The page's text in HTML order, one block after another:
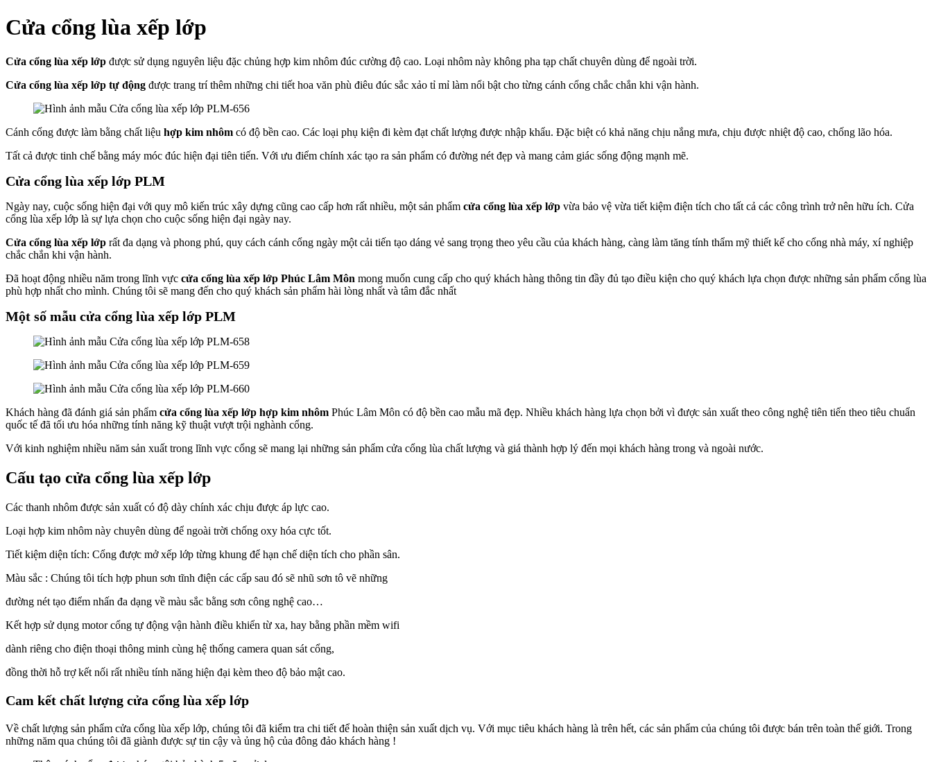
Cửa cổng lùa xếp lớp
Cửa cổng lùa xếp lớp được sử dụng nguyên liệu đặc chủng hợp kim nhôm đúc cường độ cao. Loại nhôm này không pha tạp chất chuyên dùng để ngoài trời.
Cửa cổng lùa xếp lớp tự động được trang trí thêm những chi tiết hoa văn phù điêu đúc sắc xảo tỉ mỉ làm nổi bật cho từng cánh cổng chắc chắn khi vận hành.
Cánh cổng được làm bằng chất liệu hợp kim nhôm có độ bền cao. Các loại phụ kiện đi kèm đạt chất lượng được nhập khẩu. Đặc biệt có khả năng chịu nắng mưa, chịu được nhiệt độ cao, chống lão hóa.
Tất cả được tinh chế bằng máy móc đúc hiện đại tiên tiến. Với ưu điểm chính xác tạo ra sản phẩm có đường nét đẹp và mang cảm giác sống động mạnh mẽ.
Cửa cổng lùa xếp lớp PLM
Ngày nay, cuộc sống hiện đại với quy mô kiến trúc xây dựng cũng cao cấp hơn rất nhiều, một sản phẩm cửa cổng lùa xếp lớp vừa bảo vệ vừa tiết kiệm điện tích cho tất cả các công trình trở nên hữu ích. Cửa
cổng lùa xếp lớp là sự lựa chọn cho cuộc sống hiện đại ngày nay.
Cửa cổng lùa xếp lớp rất đa dạng và phong phú, quy cách cánh cổng ngày một cải tiến tạo dáng vẻ sang trọng theo yêu cầu của khách hàng, càng làm tăng tính thẩm mỹ thiết kế cho cổng nhà máy, xí nghiệp
chắc chắn khi vận hành.
Đã hoạt động nhiều năm trong lĩnh vực cửa cổng lùa xếp lớp Phúc Lâm Môn mong muốn cung cấp cho quý khách hàng thông tin đầy đủ tạo điều kiện cho quý khách lựa chọn được những sản phẩm cổng lùa
phù hợp nhất cho mình. Chúng tôi sẽ mang đến cho quý khách sản phẩm hài lòng nhất và tâm đắc nhất
Một số mẫu cửa cổng lùa xếp lớp PLM
Khách hàng đã đánh giá sản phẩm cửa cổng lùa xếp lớp hợp kim nhôm Phúc Lâm Môn có độ bền cao mẫu mã đẹp. Nhiều khách hàng lựa chọn bởi vì được sản xuất theo công nghệ tiên tiến theo tiêu chuẩn
quốc tế đã tối ưu hóa những tính năng kỹ thuật vượt trội nghành cổng.
Với kinh nghiệm nhiều năm sản xuất trong lĩnh vực cổng sẽ mang lại những sản phẩm cửa cổng lùa chất lượng và giá thành hợp lý đến mọi khách hàng trong và ngoài nước.
Cấu tạo cửa cổng lùa xếp lớp
Các thanh nhôm được sản xuất có độ dày chính xác chịu được áp lực cao.
Loại hợp kim nhôm này chuyên dùng để ngoài trời chống oxy hóa cực tốt.
Tiết kiệm diện tích: Cổng được mở xếp lớp từng khung để hạn chế diện tích cho phần sân.
Màu sắc : Chúng tôi tích hợp phun sơn tĩnh điện các cấp sau đó sẽ nhũ sơn tô vẽ những
đường nét tạo điểm nhấn đa dạng về màu sắc bằng sơn công nghệ cao…
Kết hợp sử dụng motor cổng tự động vận hành điều khiển từ xa, hay bằng phần mềm wifi
dành riêng cho điện thoại thông minh cùng hệ thống camera quan sát cổng,
đồng thời hỗ trợ kết nối rất nhiều tính năng hiện đại kèm theo độ bảo mật cao.
Cam kết chất lượng cửa cổng lùa xếp lớp
Về chất lượng sản phẩm cửa cổng lùa xếp lớp, chúng tôi đã kiểm tra chi tiết để hoàn thiện sản xuất dịch vụ. Với mục tiêu khách hàng là trên hết, các sản phẩm của chúng tôi được bán trên toàn thế giới. Trong
những năm qua chúng tôi đã giành được sự tin cậy và ủng hộ của đông đảo khách hàng !